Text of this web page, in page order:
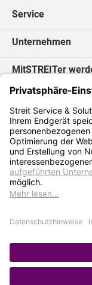
Service
Unternehmen
MitSTREITer
Kontakt
Social Media
* Alle Preise exkl.